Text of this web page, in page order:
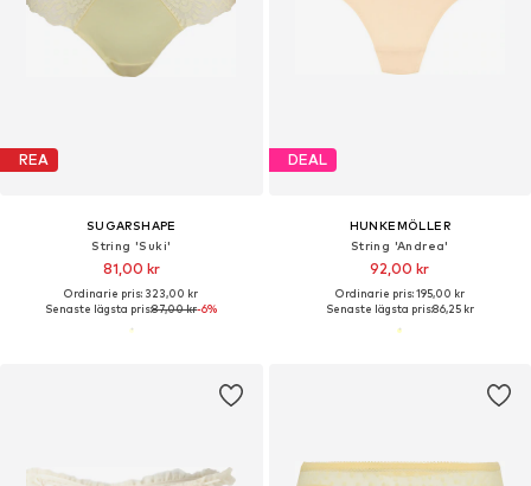
REA
SUGARSHAPE
String 'Suki'
81,00 kr
Ordinarie pris: 323,00 kr
Senaste lägsta pris:87,00 kr-6%
DEAL
HUNKEMÖLLER
String 'Andrea'
92,00 kr
Ordinarie pris: 195,00 kr
Senaste lägsta pris:86,25 kr